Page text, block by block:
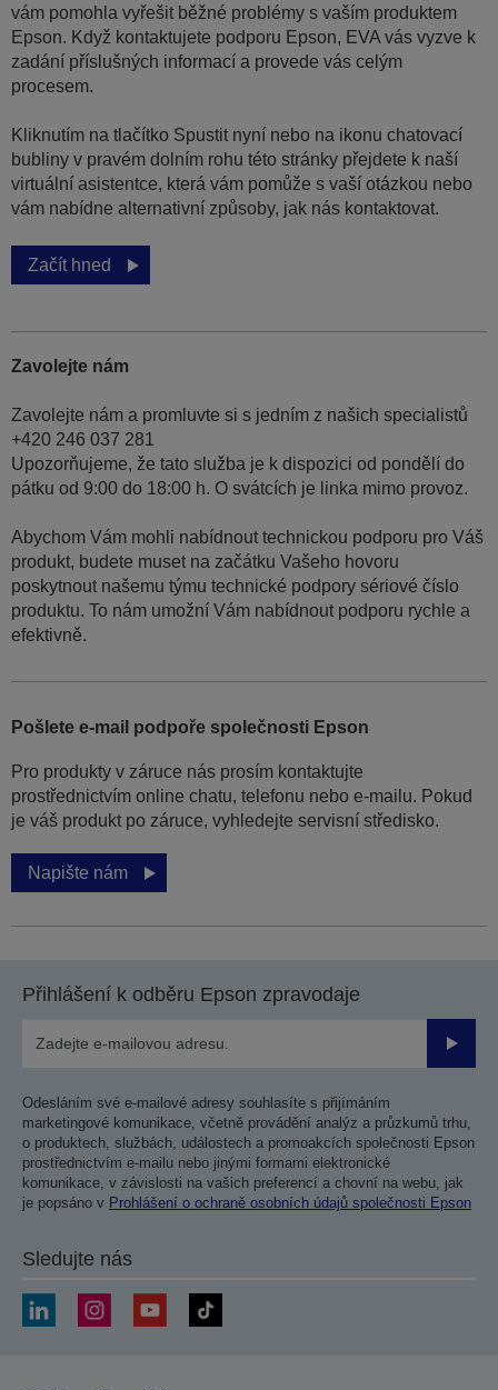
vám pomohla vyřešit běžné problémy s vaším produktem
Epson. Když kontaktujete podporu Epson, EVA vás vyzve k
zadání příslušných informací a provede vás celým
procesem.
Kliknutím na tlačítko Spustit nyní nebo na ikonu chatovací
bubliny v pravém dolním rohu této stránky přejdete k naší
virtuální asistentce, která vám pomůže s vaší otázkou nebo
vám nabídne alternativní způsoby, jak nás kontaktovat.
Začít hned
Zavolejte nám
Zavolejte nám a promluvte si s jedním z našich specialistů
+420 246 037 281
Upozorňujeme, že tato služba je k dispozici od pondělí do
pátku od 9:00 do 18:00 h. O svátcích je linka mimo provoz.
Abychom Vám mohli nabídnout technickou podporu pro Váš
produkt, budete muset na začátku Vašeho hovoru
poskytnout našemu týmu technické podpory sériové číslo
produktu. To nám umožní Vám nabídnout podporu rychle a
efektivně.
Pošlete e-mail podpoře společnosti Epson
Pro produkty v záruce nás prosím kontaktujte
prostřednictvím online chatu, telefonu nebo e-mailu. Pokud
je váš produkt po záruce, vyhledejte servisní středisko.
Napište nám
Přihlášení k odběru Epson zpravodaje
Odesláním své e-mailové adresy souhlasíte s přijímáním
marketingové komunikace, včetně provádění analýz a průzkumů trhu,
o produktech, službách, událostech a promoakcích společnosti Epson
prostřednictvím e-mailu nebo jinými formami elektronické
komunikace, v závislosti na vašich preferencí a chovní na webu, jak
je popsáno v Prohlášení o ochraně osobních údajů společnosti Epson
Sledujte nás